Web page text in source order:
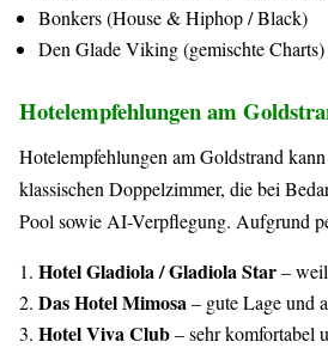
Bonkers (House & Hiphop / Black)
Den Glade Viking (gemischte Charts)
Hotelempfehlungen am
Hotelempfehlungen am Goldstrand
klassischen Doppelzimmer, die bei
Pool sowie AI-Verpflegung. Aufgrund
Hotel Gladiola / Gladiola Star–
Das Hotel Mimosa– gute Lage und
Hotel Viva Club– sehr komfortabel